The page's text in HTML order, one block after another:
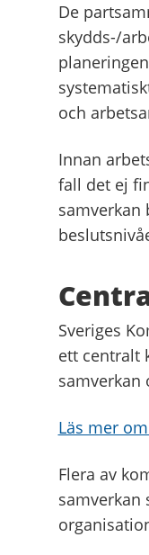
De
skydds-/
och
Innan
fall det ej
samverkan
Sveriges
ett centralt
samverkan
Läs mer
Flera av
samverkan